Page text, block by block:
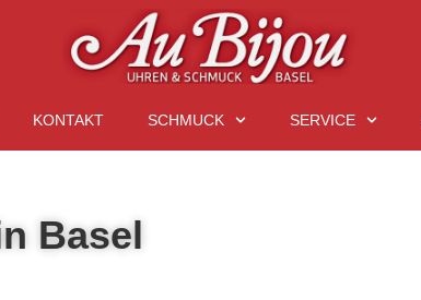
KONTAKT SCHMUCK SERVICE
Basel